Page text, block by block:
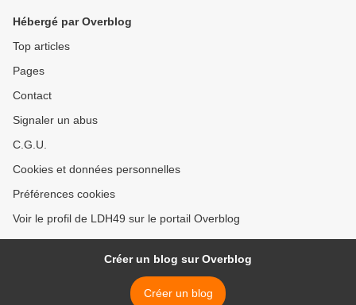
personnes en mouvement
Hébergé par Overblog
Top articles
Pages
Contact
Signaler un abus
C.G.U.
Cookies et données personnelles
Préférences cookies
Voir le profil de LDH49 sur le portail Overblog
Créer un blog sur Overblog
Créer un blog